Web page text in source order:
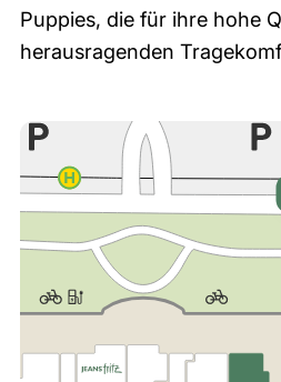
Puppies, die für ihre hohe
herausragenden